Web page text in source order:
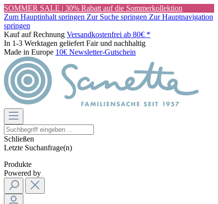
SOMMER SALE | 30% Rabatt auf die Sommerkollektion
Zum Hauptinhalt springen Zur Suche springen Zur Hauptnavigation
springen
Kauf auf Rechnung Versandkostenfrei ab 80€ *
In 1-3 Werktagen geliefert Fair und nachhaltig
Made in Europe 10€ Newsletter-Gutschein
Schließen
Letzte Suchanfrage(n)
Produkte
Powered by